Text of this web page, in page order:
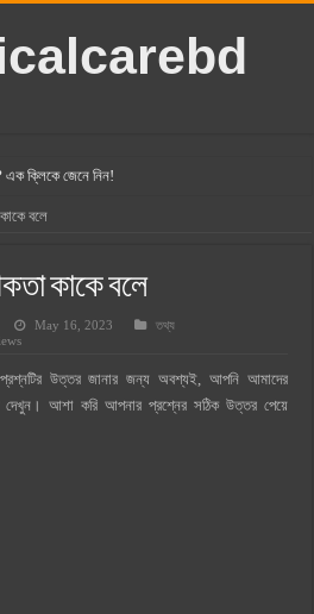
এক ক্লিকে জেনে নিন!
২০২৫
কাকে বলে
কাকে বলে
May 16, 2023
তথ্য
প্রশ্নটির উত্তর জানার জন্য অবশ্যই, আপনি আমাদের
দেখুন। আশা করি আপনার প্রশ্নের সঠিক উত্তর পেয়ে